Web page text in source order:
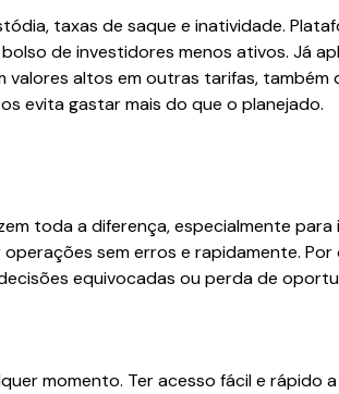
taxas de saque e inatividade.
de investidores menos ativos. Já
altos em outras tarifas, também
evita gastar mais do que o planejado.
toda a diferença, especialmente para
sem erros e rapidamente.
equivocadas ou perda de
momento. Ter acesso fácil e rápido